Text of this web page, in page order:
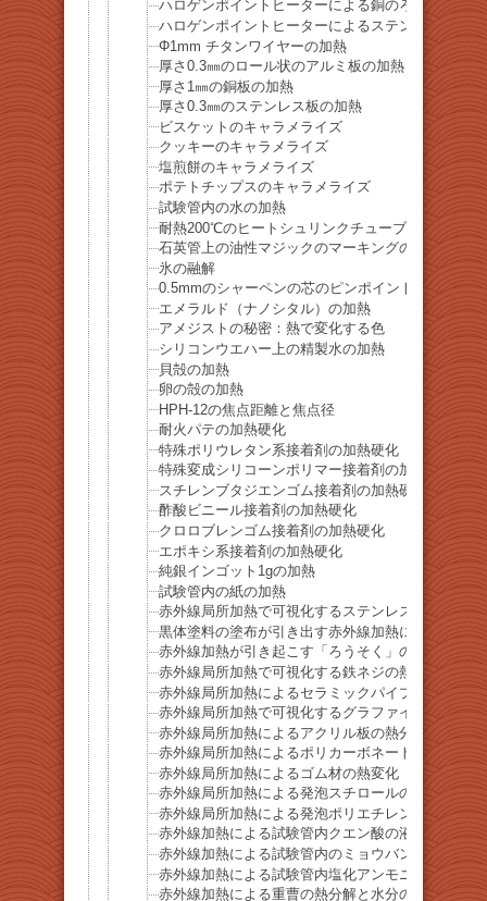
ハロゲンポイントヒーターによる銅のろう付け
ハロゲンポイントヒーターによるステンレスのろう
Φ1mm チタンワイヤーの加熱
厚さ0.3㎜のロール状のアルミ板の加熱
厚さ1㎜の銅板の加熱
厚さ0.3㎜のステンレス板の加熱
ビスケットのキャラメライズ
クッキーのキャラメライズ
塩煎餅のキャラメライズ
ポテトチップスのキャラメライズ
試験管内の水の加熱
耐熱200℃のヒートシュリンクチューブの収縮
石英管上の油性マジックのマーキングの除去
氷の融解
0.5mmのシャーペンの芯のピンポイント加熱
エメラルド（ナノシタル）の加熱
アメジストの秘密：熱で変化する色
シリコンウエハー上の精製水の加熱
貝殻の加熱
卵の殻の加熱
HPH-12の焦点距離と焦点径
耐火パテの加熱硬化
特殊ポリウレタン系接着剤の加熱硬化
特殊変成シリコーンポリマー接着剤の加熱硬化
スチレンブタジエンゴム接着剤の加熱硬化
酢酸ビニール接着剤の加熱硬化
クロロブレンゴム接着剤の加熱硬化
エポキシ系接着剤の加熱硬化
純銀インゴット1gの加熱
試験管内の紙の加熱
赤外線局所加熱で可視化するステンレスネジの熱伝
黒体塗料の塗布が引き出す赤外線加熱によるアル
赤外線加熱が引き起こす「ろうそく」の急速気化
赤外線局所加熱で可視化する鉄ネジの熱伝達
赤外線局所加熱によるセラミックパイプ（アルミ
赤外線局所加熱で可視化するグラファイト棒の熱伝
赤外線局所加熱によるアクリル板の熱分解
赤外線局所加熱によるポリカーボネート板の熱分解
赤外線局所加熱によるゴム材の熱変化
赤外線局所加熱による発泡スチロールの急速溶解
赤外線局所加熱による発泡ポリエチレンの急速溶解
赤外線加熱による試験管内クエン酸の液化
赤外線加熱による試験管内のミョウバンの液化
赤外線加熱による試験管内塩化アンモニウムの昇華
赤外線加熱による重曹の熱分解と水分の放出